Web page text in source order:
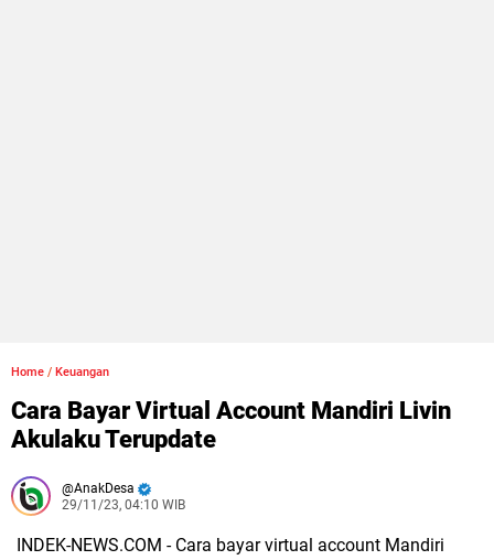
Home / Keuangan
Cara Bayar Virtual Account Mandiri Livin
Akulaku Terupdate
AnakDesa
29/11/23, 04:10 WIB
INDEK-NEWS.COM - Cara bayar virtual account Mandiri